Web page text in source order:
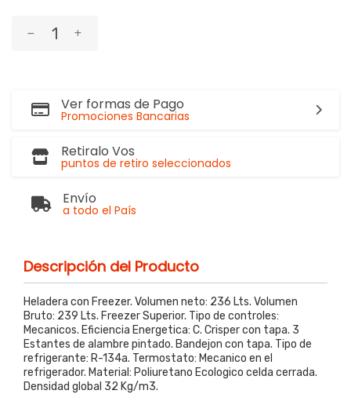
Ver formas de Pago
Promociones Bancarias
Retiralo Vos
puntos de retiro seleccionados
Envío
a todo el País
Descripción del Producto
Heladera con Freezer. Volumen neto: 236 Lts. Volumen
Bruto: 239 Lts. Freezer Superior. Tipo de controles:
Mecanicos. Eficiencia Energetica: C. Crisper con tapa. 3
Estantes de alambre pintado. Bandejon con tapa. Tipo de
refrigerante: R-134a. Termostato: Mecanico en el
refrigerador. Material: Poliuretano Ecologico celda cerrada.
Densidad global 32 Kg/m3.